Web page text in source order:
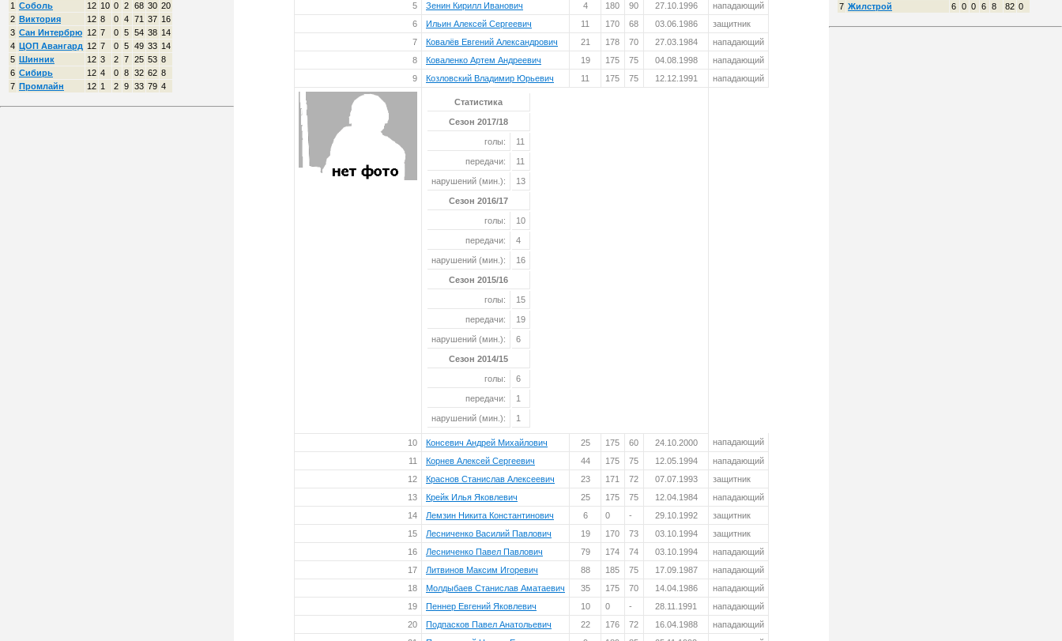
1 Соболь 12 10 0 2 68 30 20
2 Виктория 12 8 0 4 71 37 16
3 Сан Интербрю 12 7 0 5 54 38 14
4 ЦОП Авангард 12 7 0 5 49 33 14
5 Шинник 12 3 2 7 25 53 8
6 Сибирь 12 4 0 8 32 62 8
7 Промлайн 12 1 2 9 33 79 4
5
Зенин Кирилл Иванович 4 180 90 27.10.1996
нападающий
6
Ильин Алексей Сергеевич 11 170 68 03.06.1986
защитник
7
Ковалёв Евгений Александрович 21 178 70 27.03.1984
нападающий
8
Коваленко Артем Андреевич 19 175 75 04.08.1998
нападающий
9
Козловский Владимир Юрьевич 11 175 75 12.12.1991 нападающий
Статистика
Сезон 2017/18
голы: 11
передачи: 11
нарушений (мин.): 13
Сезон 2016/17
голы: 10
передачи: 4
нарушений (мин.): 16
Сезон 2015/16
голы: 15
передачи: 19
нарушений (мин.): 6
Сезон 2014/15
голы: 6
передачи: 1
нарушений (мин.): 1
10 Консевич Андрей Михайлович 25 175 60 24.10.2000
нападающий
11
Корнев Алексей Сергеевич 44 175 75 12.05.1994
нападающий
12
Краснов Станислав Алексеевич 23 171 72 07.07.1993
защитник
13
Крейк Илья Яковлевич 25 175 75 12.04.1984
нападающий
14
Лемзин Никита Константинович 6 0 - 29.10.1992
защитник
15
Лесниченко Василий Павлович 19 170 73 03.10.1994
защитник
16
Лесниченко Павел Павлович 79 174 74 03.10.1994
нападающий
17
Литвинов Максим Игоревич 88 185 75 17.09.1987
нападающий
18
Молдыбаев Станислав Аматаевич 35 175 70 14.04.1986
нападающий
19
Пеннер Евгений Яковлевич 10 0 - 28.11.1991
нападающий
20
Подпасков Павел Анатольевич 22 176 72 16.04.1988
нападающий
7 Жилстрой 6 0 0 6 8 82 0